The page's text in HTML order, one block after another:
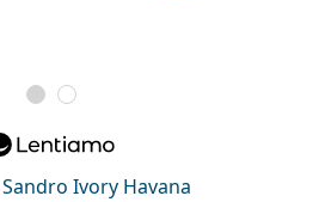
Ivory Havana